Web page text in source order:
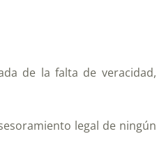
de la falta de veracidad,
legal de ningún